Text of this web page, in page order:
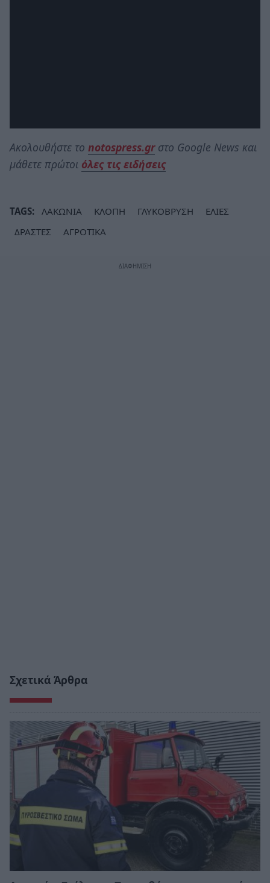
Ακολουθήστε το notospress.grστο Google News και
μάθετε πρώτοι όλες τις ειδήσεις
TAGS: ΛΑΚΩΝΙΑ ΚΛΟΠΗ ΓΛΥΚΟΒΡΥΣΗ
ΕΛΙΕΣ
ΔΡΑΣΤΕΣ
ΑΓΡΟΤΙΚΑ
Σχετικά Άρθρα